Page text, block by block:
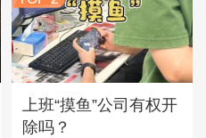
上班“摸鱼”公司有权开
除吗？